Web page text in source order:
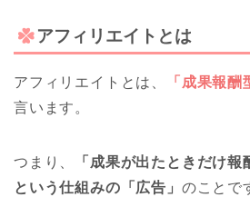
アフィリエイトとは
アフィリエイトとは、 「成果報
言います。
つまり、
「成果が出たときだけ報
という仕組みの「広告」 のことで